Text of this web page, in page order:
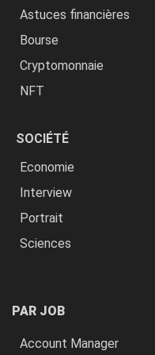
Astuces financières
Bourse
Cryptomonnaie
NFT
SOCIÉTÉ
Economie
Interview
Portrait
Sciences
PAR JOB
Account Manager